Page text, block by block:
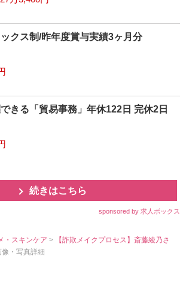
ックス制/昨年度賞与実績3ヶ月分
きる「貿易事務」年休122日 完休2日
続きはこちら
sponsored by 求人ボックス
・スキンケア>
【詐欺メイクプロセス】斎藤綾乃さ
像・写真詳細